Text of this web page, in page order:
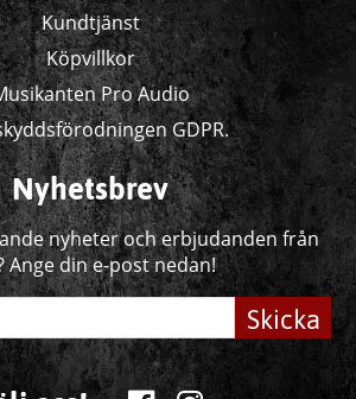
Kundtjänst
Köpvillkor
Pro Audio
GDPR.
Nyhetsbrev
nyheter och erbjudanden från
Ange din e-post nedan!
Skicka